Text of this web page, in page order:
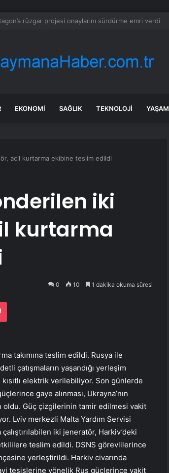
Saldırıya Uğradı
EKONOMI SAĞLIK TEKNOLOJI YAŞAM
acil kurtarma ekibine teslim edildi
iki
kurtarma
0 10 1 dakika okuma süresi
Pocket
takımına teslim edildi. Rusya ile
çatışmaların yaşandığı yerleşim
elektrik verilebiliyor. Son günlerde
gaye alınması, Ukrayna’nın
oldu. Güç çizgilerinin tamir edilmesi vakit
Lviv merkezli Malta Yardım Servisi
iki jeneratör, Harkiv’deki
teslim edildi. DSNS görevlilerince
yerleştirildi. Harkiv civarında
tesislerine yönelik Rus güçlerince vakit